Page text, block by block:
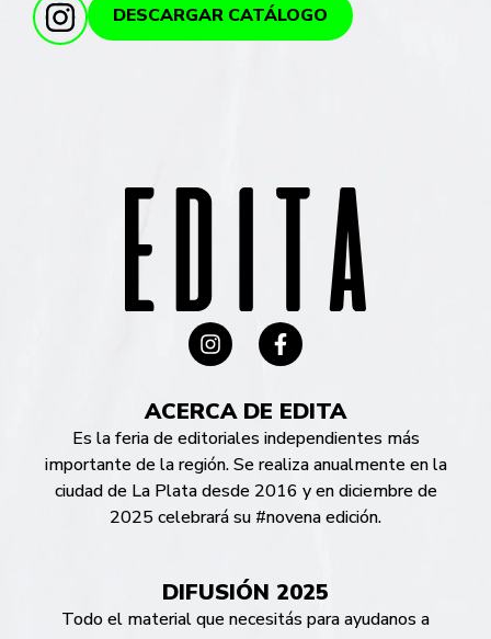
DESCARGAR CATÁLOGO
ACERCA DE EDITA
Es la feria de editoriales independientes más
importante de la región. Se realiza anualmente en la
ciudad de La Plata desde 2016 y en diciembre de
2025 celebrará su #novena edición.
DIFUSIÓN 2025
Todo el material que necesitás para ayudanos a